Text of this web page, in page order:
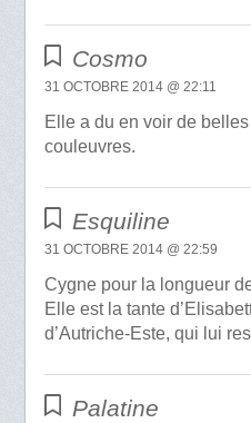
Cosmo
31 OCTOBRE 2014 @ 22:11
Elle a du en voir de
couleuvres.
Esquiline
31 OCTOBRE 2014 @ 22:59
Cygne pour la longueur
Elle est la tante
d’Autriche-Este, qui lui
Palatine